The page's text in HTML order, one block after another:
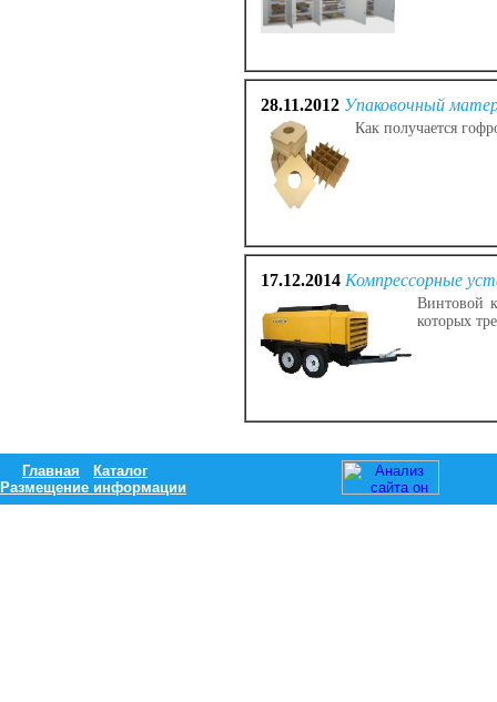
28.11.2012 Упаковочный
Как получается
17.12.2014 Компрессорные
Винтовой
которых
Главная
Каталог
Размещение информации